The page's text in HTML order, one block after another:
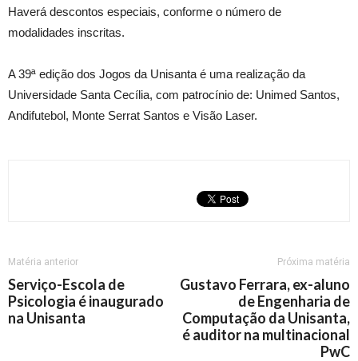
Haverá descontos especiais, conforme o número de
modalidades inscritas.
A 39ª edição dos Jogos da Unisanta é uma realização da
Universidade Santa Cecília, com patrocínio de: Unimed Santos,
Andifutebol, Monte Serrat Santos e Visão Laser.
Matéria anterior
Serviço-Escola de
Psicologia é inaugurado
na Unisanta
Próxima matéria
Gustavo Ferrara, ex-aluno
de Engenharia de
Computação da Unisanta,
é auditor na multinacional
PwC